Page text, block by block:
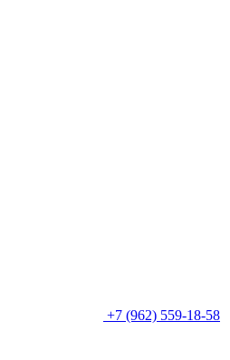
+7 (962) 559-18-58